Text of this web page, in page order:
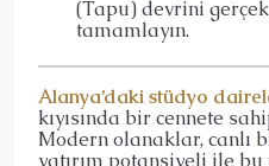
(Tapu) devrini
tamamlayın.
Alanya’daki stüdyo
kıyısında bir cennete
Modern olanaklar, canlı
yatırım potansiyeli ile